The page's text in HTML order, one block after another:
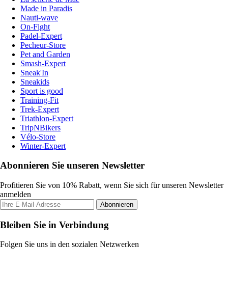
Made in Paradis
Nauti-wave
On-Fight
Padel-Expert
Pecheur-Store
Pet and Garden
Smash-Expert
Sneak'In
Sneakids
Sport is good
Training-Fit
Trek-Expert
Triathlon-Expert
TripNBikers
Vélo-Store
Winter-Expert
Abonnieren Sie unseren Newsletter
Profitieren Sie von 10% Rabatt, wenn Sie sich für unseren Newsletter
anmelden
Abonnieren
Bleiben Sie in Verbindung
Folgen Sie uns in den sozialen Netzwerken